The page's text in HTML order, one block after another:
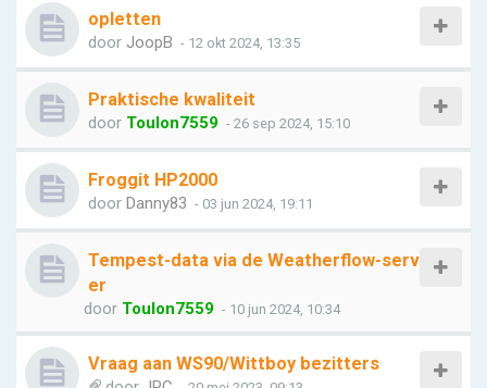
opletten
door JoopB - 12 okt 2024, 13:35
Praktische kwaliteit
door Toulon7559 - 26 sep 2024, 15:10
Froggit HP2000
door Danny83 - 03 jun 2024, 19:11
Tempest-data via de Weatherflow-serv
er
door Toulon7559 - 10 jun 2024, 10:34
Vraag aan WS90/Wittboy bezitters